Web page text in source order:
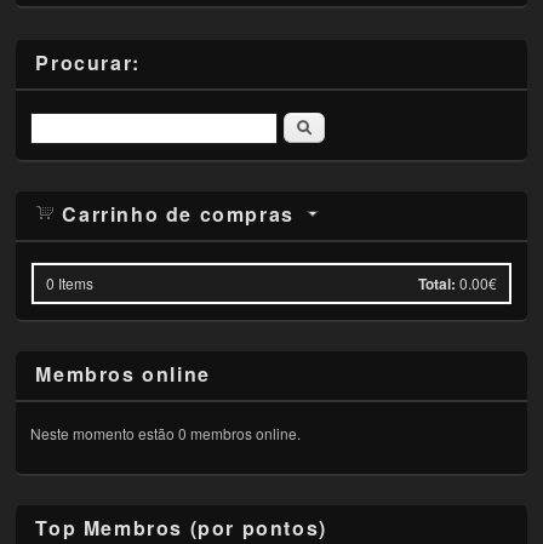
Procurar:
Pesquisar
Carrinho de compras
0 Items Total: 0.00€
Membros online
Neste momento estão 0 membros online.
Top Membros (por pontos)